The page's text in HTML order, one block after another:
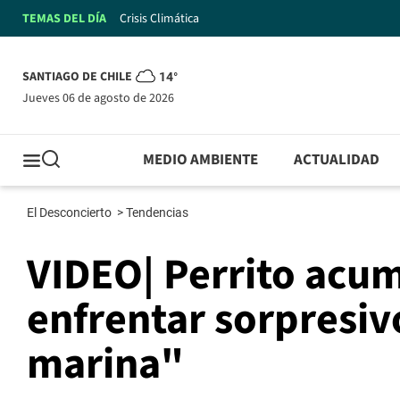
TEMAS DEL DÍA Crisis Climática
SANTIAGO DE CHILE 14°
jueves 06 de agosto de 2026
MEDIO AMBIENTE ACTUALIDAD
El Desconcierto >Tendencias
VIDEO| Perrito
enfrentar
marina"